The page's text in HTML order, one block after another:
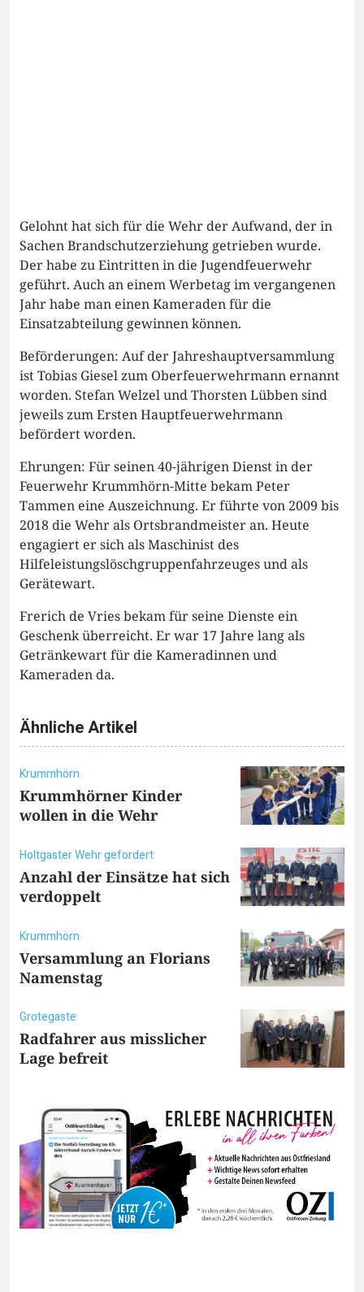
Gelohnt hat sich für die Wehr der Aufwand, der in
Sachen Brandschutzerziehung getrieben wurde.
Der habe zu Eintritten in die Jugendfeuerwehr
geführt. Auch an einem Werbetag im vergangenen
Jahr habe man einen Kameraden für die
Einsatzabteilung gewinnen können.
Beförderungen: Auf der Jahreshauptversammlung
ist Tobias Giesel zum Oberfeuerwehrmann ernannt
worden. Stefan Welzel und Thorsten Lübben sind
jeweils zum Ersten Hauptfeuerwehrmann
befördert worden.
Ehrungen: Für seinen 40-jährigen Dienst in der
Feuerwehr Krummhörn-Mitte bekam Peter
Tammen eine Auszeichnung. Er führte von 2009 bis
2018 die Wehr als Ortsbrandmeister an. Heute
engagiert er sich als Maschinist des
Hilfeleistungslöschgruppenfahrzeuges und als
Gerätewart.
Frerich de Vries bekam für seine Dienste ein
Geschenk überreicht. Er war 17 Jahre lang als
Getränkewart für die Kameradinnen und
Kameraden da.
Ähnliche Artikel
Krummhörn
Krummhörner Kinder
wollen in die Wehr
Holtgaster Wehr gefordert
Anzahl der Einsätze hat sich
verdoppelt
Krummhörn
Versammlung an Florians
Namenstag
Grotegaste
Radfahrer aus misslicher
Lage befreit